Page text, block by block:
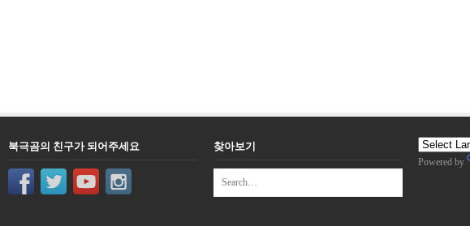
북극곰의 친구가 되어주세요 찾아보기
Powered by